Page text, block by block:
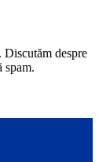
despre
spam.